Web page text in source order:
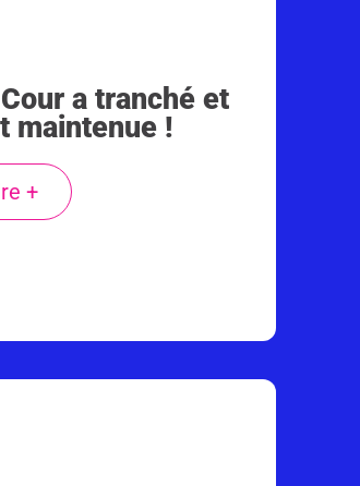
a tranché et
maintenue !
+